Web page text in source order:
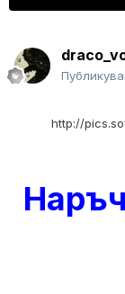
http://